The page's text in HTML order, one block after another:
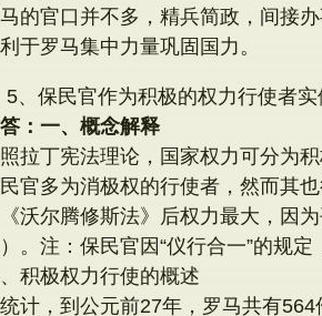
的官口并不多，精兵简政，间接
于罗马集中力量巩固国力。
5、保民官作为积极的权力行使者
：一、概念解释
拉丁宪法理论，国家权力可分为
官多为消极权的行使者，然而其
沃尔腾修斯法》后权力最大，因
。注：保民官因“仪行合一”的规定
积极权力行使的概述
计，到公元前27年，罗马共有